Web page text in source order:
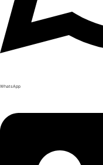
WhatsApp